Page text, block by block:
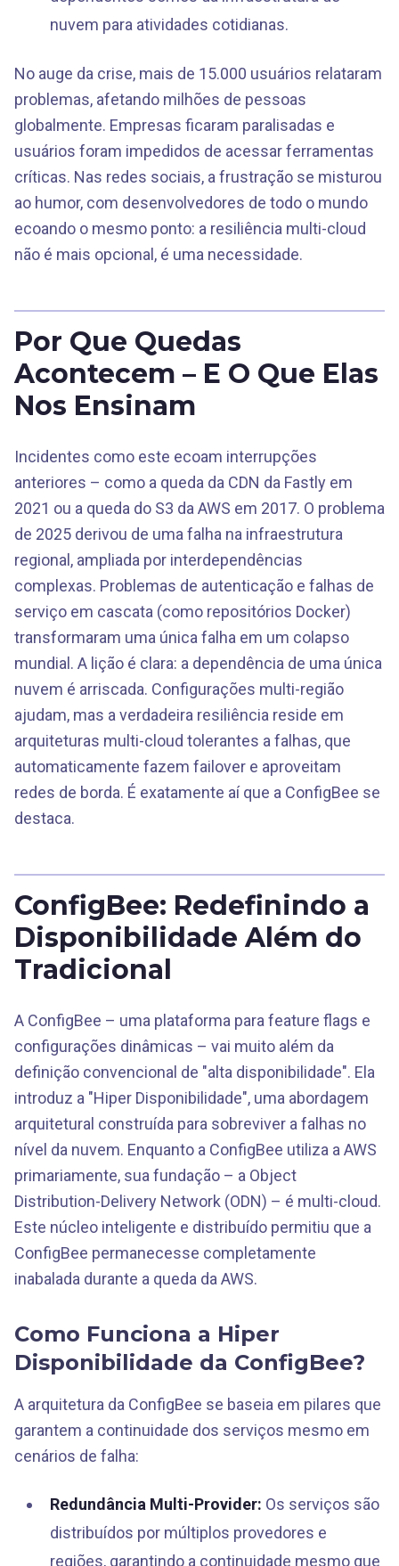
nuvem para atividades cotidianas.
No auge da crise, mais de 15.000 usuários relataram
problemas, afetando milhões de pessoas
globalmente. Empresas ficaram paralisadas e
usuários foram impedidos de acessar ferramentas
críticas. Nas redes sociais, a frustração se misturou
ao humor, com desenvolvedores de todo o mundo
ecoando o mesmo ponto: a resiliência multi-cloud
não é mais opcional, é uma necessidade.
Por Que Quedas
Acontecem – E O Que Elas
Nos Ensinam
Incidentes como este ecoam interrupções
anteriores – como a queda da CDN da Fastly em
2021 ou a queda do S3 da AWS em 2017. O problema
de 2025 derivou de uma falha na infraestrutura
regional, ampliada por interdependências
complexas. Problemas de autenticação e falhas de
serviço em cascata (como repositórios Docker)
transformaram uma única falha em um colapso
mundial. A lição é clara: a dependência de uma única
nuvem é arriscada. Configurações multi-região
ajudam, mas a verdadeira resiliência reside em
arquiteturas multi-cloud tolerantes a falhas, que
automaticamente fazem failover e aproveitam
redes de borda. É exatamente aí que a ConfigBee se
destaca.
ConfigBee: Redefinindo a
Disponibilidade Além do
Tradicional
A ConfigBee – uma plataforma para feature flags e
configurações dinâmicas – vai muito além da
definição convencional de "alta disponibilidade". Ela
introduz a "Hiper Disponibilidade", uma abordagem
arquitetural construída para sobreviver a falhas no
nível da nuvem. Enquanto a ConfigBee utiliza a AWS
primariamente, sua fundação – a Object
Distribution-Delivery Network (ODN) – é multi-cloud.
Este núcleo inteligente e distribuído permitiu que a
ConfigBee permanecesse completamente
inabalada durante a queda da AWS.
Como Funciona a Hiper
Disponibilidade da ConfigBee?
A arquitetura da ConfigBee se baseia em pilares que
garantem a continuidade dos serviços mesmo em
cenários de falha:
Redundância Multi-Provider: Os serviços são
distribuídos por múltiplos provedores e
regiões, garantindo a continuidade mesmo que